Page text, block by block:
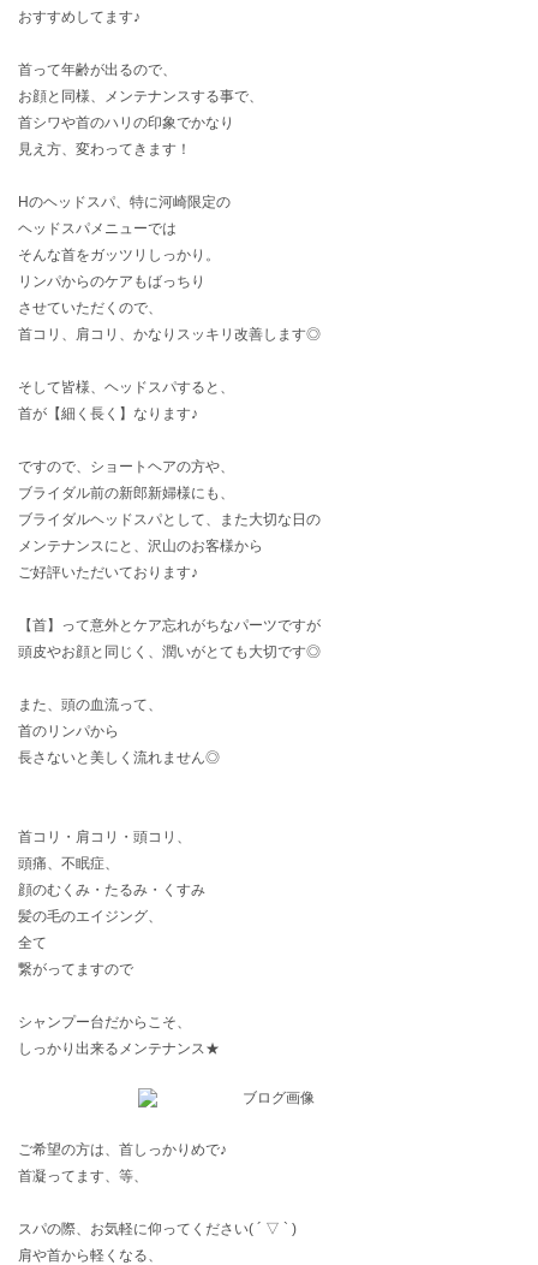
おすすめしてます♪
首って年齢が出るので、
お顔と同様、メンテナンスする事で、
首シワや首のハリの印象でかなり
見え方、変わってきます！
Hのヘッドスパ、特に河崎限定の
ヘッドスパメニューでは
そんな首をガッツリしっかり。
リンパからのケアもばっちり
させていただくので、
首コリ、肩コリ、かなりスッキリ改善します◎
そして皆様、ヘッドスパすると、
首が【細く長く】なります♪
ですので、ショートヘアの方や、
ブライダル前の新郎新婦様にも、
ブライダルヘッドスパとして、また大切な日の
メンテナンスにと、沢山のお客様から
ご好評いただいております♪
【首】って意外とケア忘れがちなパーツですが
頭皮やお顔と同じく、潤いがとても大切です◎
また、頭の血流って、
首のリンパから
長さないと美しく流れません◎
首コリ・肩コリ・頭コリ、
頭痛、不眠症、
顔のむくみ・たるみ・くすみ
髪の毛のエイジング、
全て
繋がってますので
シャンプー台だからこそ、
しっかり出来るメンテナンス★
ご希望の方は、首しっかりめで♪
首凝ってます、等、
スパの際、お気軽に仰ってください( ´ ▽ ` )
肩や首から軽くなる、